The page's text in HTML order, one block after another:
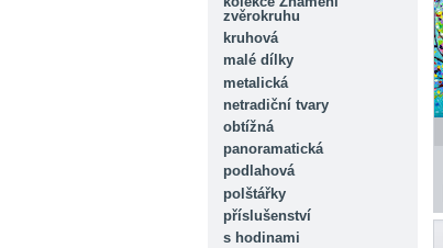
zvěrokruhu
kruhová
malé dílky
metalická
netradiční tvary
obtížná
panoramatická
podlahová
polštářky
příslušenství
s hodinami